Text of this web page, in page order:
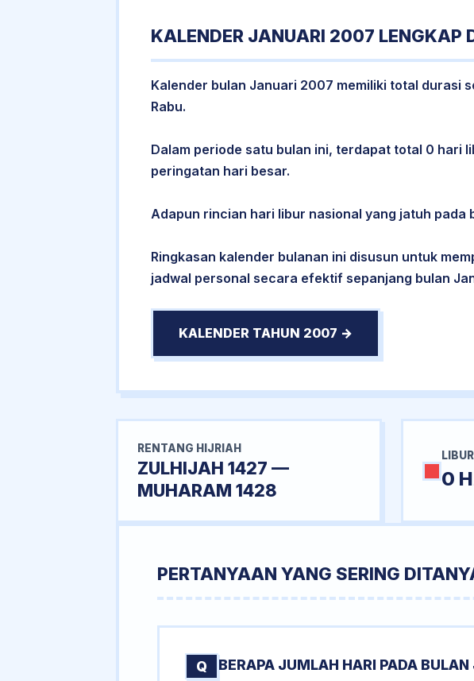
KALENDER JANUARI 2007 LENGKAP
Kalender bulan Januari 2007 memiliki total durasi
Rabu.
Dalam periode satu bulan ini, terdapat total 0 hari
peringatan hari besar.
Adapun rincian hari libur nasional yang jatuh
Ringkasan kalender bulanan ini disusun untuk
jadwal personal secara efektif sepanjang bulan
KALENDER TAHUN 2007 →
RENTANG HIJRIAH
ZULHIJAH 1427 —
MUHARAM 1428
0
PERTANYAAN YANG SERING
Q BERAPA JUMLAH HARI PADA